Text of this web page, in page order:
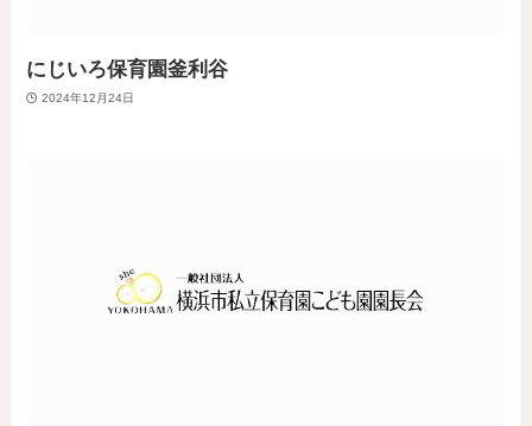
にじいろ保育園釜利谷
2024年12月24日